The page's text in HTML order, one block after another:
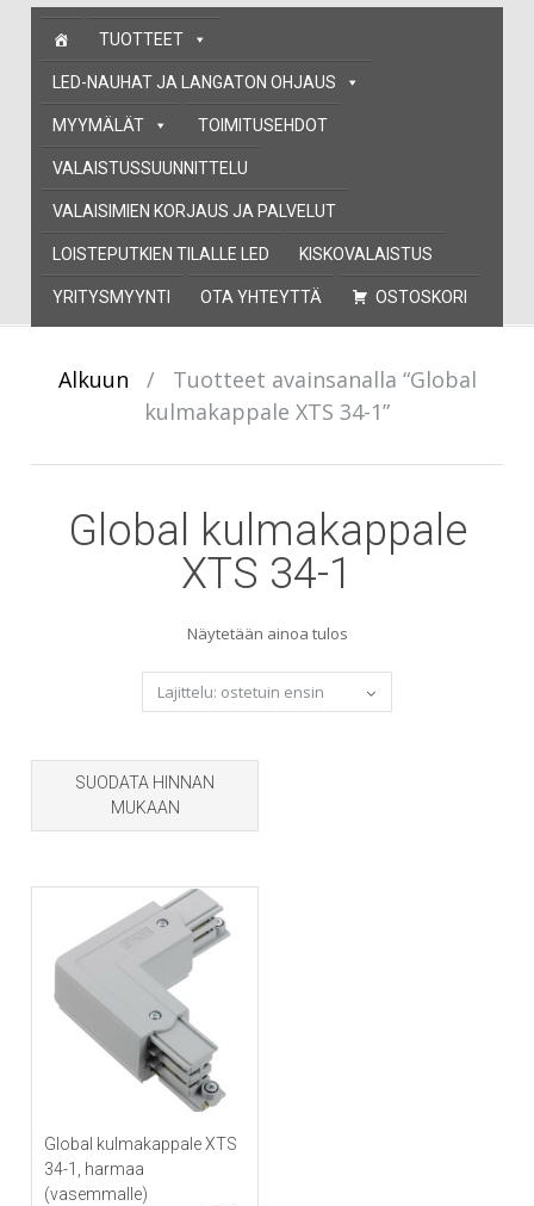
Skip
content
TUOTTEET
LED-NAUHAT JA LANGATON OHJAUS
MYYMÄLÄT TOIMITUSEHDOT
VALAISTUSSUUNNITTELU
VALAISIMIEN KORJAUS JA PALVELUT
LOISTEPUTKIEN TILALLE LED KISKOVALAISTUS
YRITYSMYYNTI OTA YHTEYTTÄ OSTOSKORI
Alkuun /
Tuotteet avainsanalla “Global
kulmakappale XTS 34-1”
Global kulmakappale
XTS 34-1
Näytetään ainoa tulos
SUODATA HINNAN
MUKAAN
Global kulmakappale XTS
34-1, harmaa
(vasemmalle)